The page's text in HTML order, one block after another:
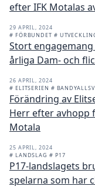
efter IFK Motalas
29 APRIL, 2024
# FÖRBUNDET #
Stort
årliga Dam- och
26 APRIL, 2024
# ELITSERIEN #
Förändring av
Herr efter avhopp
Motala
25 APRIL, 2024
# LANDSLAG # P17
P17-landslagets
spelarna som har